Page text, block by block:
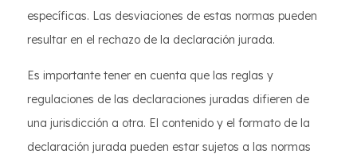
específicas. Las desviaciones de estas normas pueden
resultar en el rechazo de la declaración jurada.
Es importante tener en cuenta que las reglas y
regulaciones de las declaraciones juradas difieren de
una jurisdicción a otra. El contenido y el formato de la
declaración jurada pueden estar sujetos a las normas